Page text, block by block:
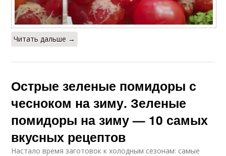
Читать дальше →
Острые зеленые помидоры с
чесноком на зиму. Зеленые
помидоры на зиму — 10 самых
вкусных рецептов
Настало время заготовок к холодным сезонам: самые